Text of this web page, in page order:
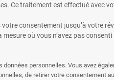
Ce traitement est effectué avec
consentement jusqu’à votre
où vous n’avez pas consenti
personnelles. Vous avez
de retirer votre consentement